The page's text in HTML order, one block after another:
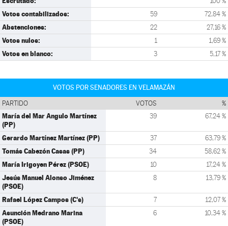
Votos contabilizados: 59 72,84 %
Abstenciones: 22 27,16 %
Votos nulos: 1 1,69 %
Votos en blanco: 3 5,17 %
VOTOS POR SENADORES EN VELAMAZÁN
PARTIDO VOTOS %
María del Mar Angulo Martínez
(PP)
39 67,24 %
Gerardo Martínez Martínez (PP) 37 63,79 %
Tomás Cabezón Casas (PP) 34 58,62 %
María Irigoyen Pérez (PSOE) 10 17,24 %
Jesús Manuel Alonso Jiménez
(PSOE)
8 13,79 %
Rafael López Campos (C's) 7 12,07 %
Asunción Medrano Marina
(PSOE)
6 10,34 %